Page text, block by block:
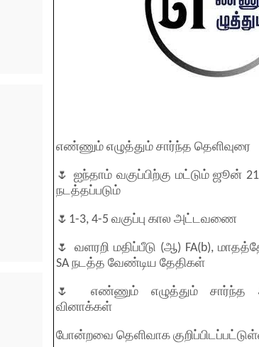
எண்ணும் எழுத்தும் சார்ந்த தெளிவுரை
🌷 ஐந்தாம் வகுப்பிற்கு மட்டும் ஜூன்
நடத்தப்படும்
🌷1-3, 4-5 வகுப்பு கால அட்டவணை
🌷 வளரறி மதிப்பீடு (ஆ) FA(b),
SA நடத்த வேண்டிய தேதிகள்
🌷 எண்ணும் எழுத்தும் சார்ந்த
வினாக்கள்
போன்றவை தெளிவாக